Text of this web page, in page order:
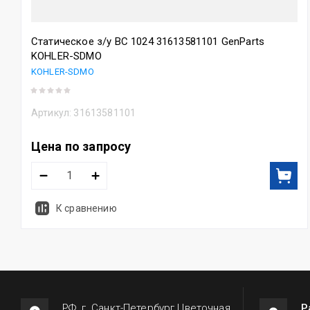
Статическое з/у BC 1024 31613581101 GenParts
KOHLER-SDMO
KOHLER-SDMO
Артикул: 31613581101
Цена по запросу
К сравнению